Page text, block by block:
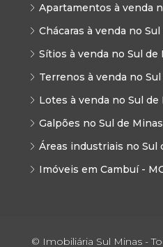
Apartamentos à venda
Chácaras à venda no
Sítios à venda no Sul de
Terrenos à venda no
Lotes à venda no Sul de
Galpões no Sul de Minas
Áreas industriais no Sul
Imóveis em Cambuí -
© Imobiliária Sul Minas -